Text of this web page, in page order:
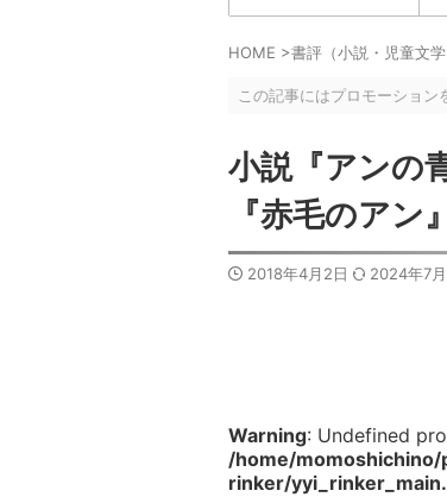
HOME >書評（小説・児童文学
この記事にはプロモーション
小説『アンの
『赤毛のアン
2018年4月2日 2024年7
Warning: Undefined
/home/
rinker/